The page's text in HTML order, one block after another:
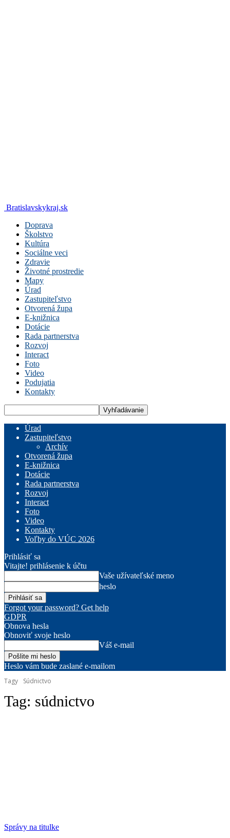
Bratislavskykraj.sk
Doprava
Školstvo
Kultúra
Sociálne veci
Zdravie
Životné prostredie
Mapy
Úrad
Zastupiteľstvo
Otvorená župa
E-knižnica
Dotácie
Rada partnerstva
Rozvoj
Interact
Foto
Video
Podujatia
Kontakty
Úrad
Zastupiteľstvo
Archív
Otvorená župa
E-knižnica
Dotácie
Rada partnerstva
Rozvoj
Interact
Foto
Video
Kontakty
Voľby do VÚC 2026
Prihlásiť sa
Vitajte! prihlásenie k účtu
Vaše užívateľské meno
heslo
Forgot your password? Get help
GDPR
Obnova hesla
Obnoviť svoje heslo
Váš e-mail
Heslo vám bude zaslané e-mailom
Tagy
Súdnictvo
Tag: súdnictvo
Správy na titulke